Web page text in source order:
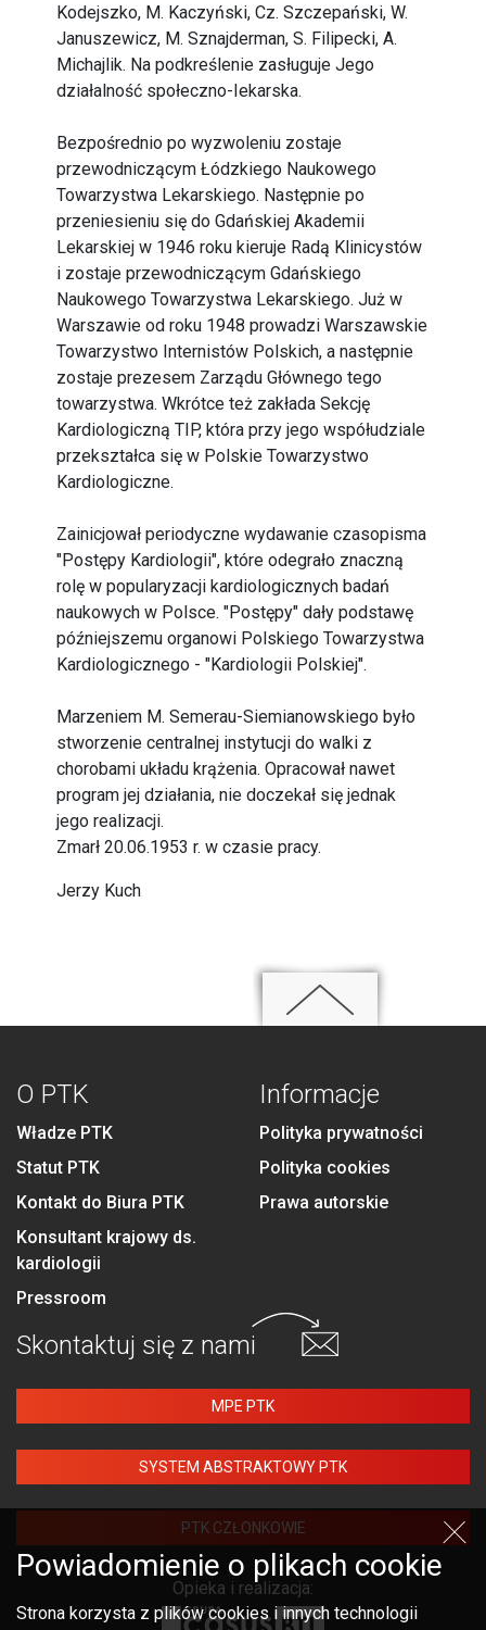
Kodejszko, M. Kaczyński, Cz. Szczepański, W.
Januszewicz, M. Sznajderman, S. Filipecki, A.
Michajlik. Na podkreślenie zasługuje Jego
działalność społeczno-Iekarska.
Bezpośrednio po wyzwoleniu zostaje
przewodniczącym Łódzkiego Naukowego
Towarzystwa Lekarskiego. Następnie po
przeniesieniu się do Gdańskiej Akademii
Lekarskiej w 1946 roku kieruje Radą Klinicystów
i zostaje przewodniczącym Gdańskiego
Naukowego Towarzystwa Lekarskiego. Już w
Warszawie od roku 1948 prowadzi Warszawskie
Towarzystwo Internistów Polskich, a następnie
zostaje prezesem Zarządu Głównego tego
towarzystwa. Wkrótce też zakłada Sekcję
Kardiologiczną TIP, która przy jego współudziale
przekształca się w Polskie Towarzystwo
Kardiologiczne.
Zainicjował periodyczne wydawanie czasopisma
"Postępy Kardiologii", które odegrało znaczną
rolę w popularyzacji kardiologicznych badań
naukowych w Polsce. "Postępy" dały podstawę
późniejszemu organowi Polskiego Towarzystwa
Kardiologicznego - "Kardiologii Polskiej".
Marzeniem M. Semerau-Siemianowskiego było
stworzenie centralnej instytucji do walki z
chorobami układu krążenia. Opracował nawet
program jej działania, nie doczekał się jednak
jego realizacji.
Zmarł 20.06.1953 r. w czasie pracy.
Jerzy Kuch
O PTK
Władze PTK
Statut PTK
Kontakt do Biura PTK
Konsultant krajowy ds.
kardiologii
Pressroom
Informacje
Polityka prywatności
Polityka cookies
Prawa autorskie
Skontaktuj się z nami
MPE PTK
SYSTEM ABSTRAKTOWY PTK
PTK CZŁONKOWIE
Opieka i realizacja:
Powiadomienie o plikach cookie
Strona korzysta z plików cookies i innych technologii